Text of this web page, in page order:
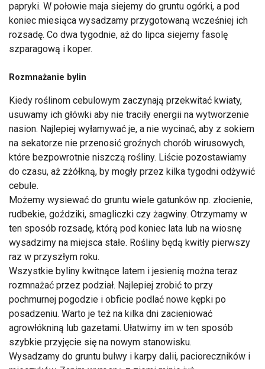
papryki. W połowie maja siejemy do gruntu ogórki, a pod
koniec miesiąca wysadzamy przygotowaną wcześniej ich
rozsadę. Co dwa tygodnie, aż do lipca siejemy fasolę
szparagową i koper.
Rozmnażanie bylin
Kiedy roślinom cebulowym zaczynają przekwitać kwiaty,
usuwamy ich główki aby nie traciły energii na wytworzenie
nasion. Najlepiej wyłamywać je, a nie wycinać, aby z sokiem
na sekatorze nie przenosić groźnych chorób wirusowych,
które bezpowrotnie niszczą rośliny. Liście pozostawiamy
do czasu, aż zżółkną, by mogły przez kilka tygodni odżywić
cebule.
Możemy wysiewać do gruntu wiele gatunków np. złocienie,
rudbekie, goździki, smagliczki czy żagwiny. Otrzymamy w
ten sposób rozsadę, którą pod koniec lata lub na wiosnę
wysadzimy na miejsca stałe. Rośliny będą kwitły pierwszy
raz w przyszłym roku.
Wszystkie byliny kwitnące latem i jesienią można teraz
rozmnażać przez podział. Najlepiej zrobić to przy
pochmurnej pogodzie i obficie podlać nowe kępki po
posadzeniu. Warto je też na kilka dni zacieniować
agrowłókniną lub gazetami. Ułatwimy im w ten sposób
szybkie przyjęcie się na nowym stanowisku.
Wysadzamy do gruntu bulwy i karpy dalii, pacioreczników i